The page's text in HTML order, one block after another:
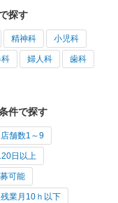
探す
精神科 小児科
婦人科 歯科
件で探す
店舗数1～9
日以上
可能
残業月10ｈ以下